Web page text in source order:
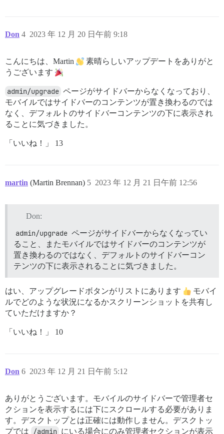
Don 2023 年 12 月 20 日午前 9:18
4
こんにちは、Martin
素晴らしいアップデートをありがと
うございます
admin/upgrade ページがサイドバーからなくなっており、
モバイルではサイドバーのコンテンツが置き換わるのでは
なく、デフォルトのサイドバーコンテンツの下に表示され
ることに気づきました。
「いいね！」 13
martin (Martin Brennan) 2023 年 12 月 21 日午前 12:56
5
Don:
admin/upgrade ページがサイドバーからなくなってい
ること、またモバイルではサイドバーのコンテンツが
置き換わるのではなく、デフォルトのサイドバーコン
テンツの下に表示されることに気づきました。
はい、アップグレードボタンがリストにあります
モバイ
ルでどのような状況になるかスクリーンショットを共有し
ていただけますか？
「いいね！」 10
Don 2023 年 12 月 21 日午前 5:12
6
ありがとうございます。モバイルのサイドバーで管理者セ
クションを表示するには下にスクロールする必要がありま
す。デスクトップとは正確には動作しません。デスクトッ
プでは
/admin にいる場合にのみ管理者セクションが表示